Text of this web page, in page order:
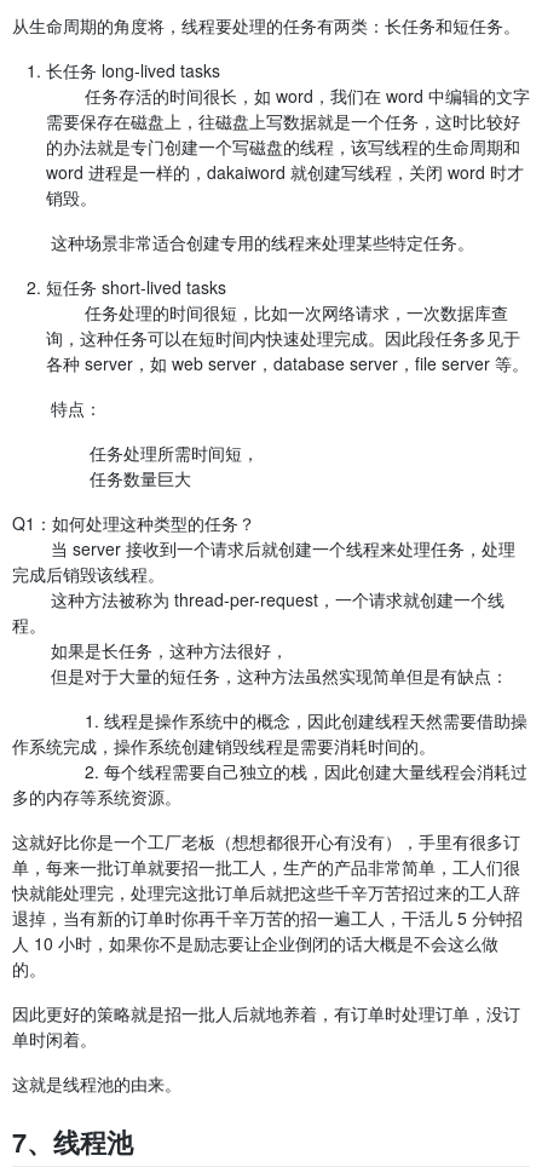
从生命周期的角度将，线程要处理的任务有两类：长任务和短任务。
长任务 long-lived tasks
任务存活的时间很长，如 word，我们在 word 中编辑的文字
需要保存在磁盘上，往磁盘上写数据就是一个任务，这时比较好
的办法就是专门创建一个写磁盘的线程，该写线程的生命周期和
word 进程是一样的，dakaiword 就创建写线程，关闭 word 时才
销毁。
这种场景非常适合创建专用的线程来处理某些特定任务。
短任务 short-lived tasks
任务处理的时间很短，比如一次网络请求，一次数据库查
询，这种任务可以在短时间内快速处理完成。因此段任务多见于
各种 server，如 web server，database server，file server 等。
特点：
任务处理所需时间短，
任务数量巨大
Q1：如何处理这种类型的任务？
当 server 接收到一个请求后就创建一个线程来处理任务，处理
完成后销毁该线程。
这种方法被称为 thread-per-request，一个请求就创建一个线
程。
如果是长任务，这种方法很好，
但是对于大量的短任务，这种方法虽然实现简单但是有缺点：
1. 线程是操作系统中的概念，因此创建线程天然需要借助操
作系统完成，操作系统创建销毁线程是需要消耗时间的。
2. 每个线程需要自己独立的栈，因此创建大量线程会消耗过
多的内存等系统资源。
这就好比你是一个工厂老板（想想都很开心有没有），手里有很多订
单，每来一批订单就要招一批工人，生产的产品非常简单，工人们很
快就能处理完，处理完这批订单后就把这些千辛万苦招过来的工人辞
退掉，当有新的订单时你再千辛万苦的招一遍工人，干活儿 5 分钟招
人 10 小时，如果你不是励志要让企业倒闭的话大概是不会这么做
的。
因此更好的策略就是招一批人后就地养着，有订单时处理订单，没订
单时闲着。
这就是线程池的由来。
7、线程池